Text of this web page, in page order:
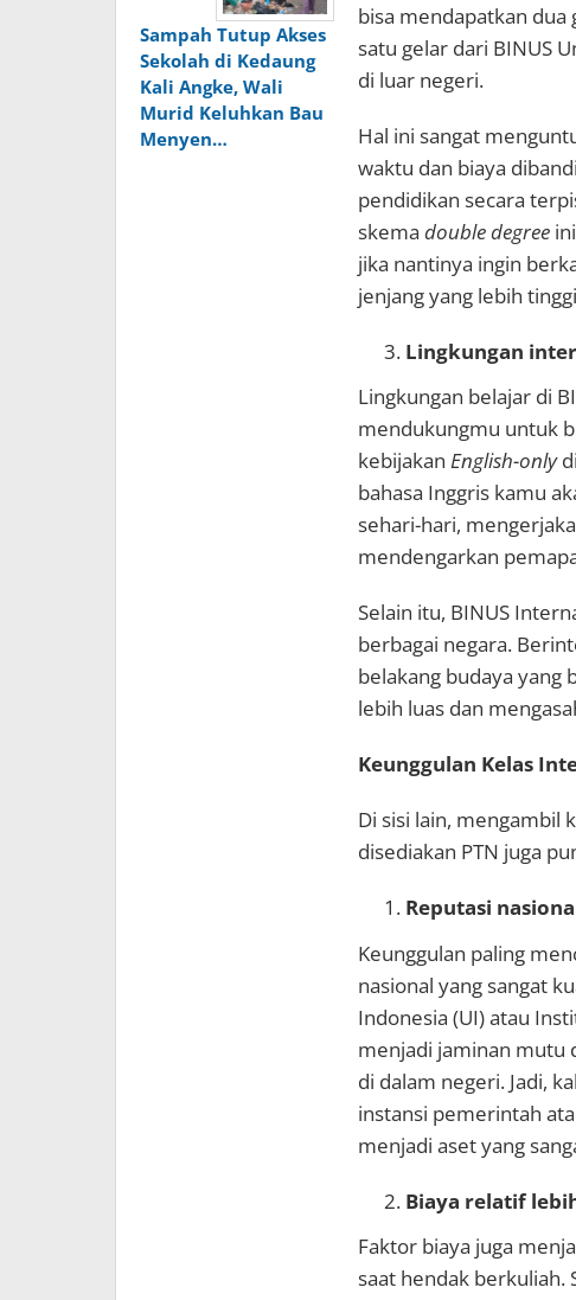
Sampah Tutup Akses
Sekolah di Kedaung
Kali Angke, Wali
Murid Keluhkan Bau
Menyen…
bisa mendapatkan dua
satu gelar dari BINUS
di luar negeri.
Hal ini sangat
waktu dan biaya
pendidikan secara
skema double degreeini
jika nantinya ingin
jenjang yang lebih
Lingkungan
Lingkungan belajar di
mendukungmu untuk
kebijakan English-only
bahasa Inggris kamu
sehari-hari,
mendengarkan
Selain itu, BINUS
berbagai negara.
belakang budaya
lebih luas dan
Keunggulan Kelas
Di sisi lain, mengambil
disediakan PTN juga
Reputasi
Keunggulan paling
nasional yang sangat
Indonesia (UI) atau
menjadi jaminan mutu
di dalam negeri. Jadi,
instansi pemerintah
menjadi aset yang
Biaya relatif
Faktor biaya juga
saat hendak berkuliah.